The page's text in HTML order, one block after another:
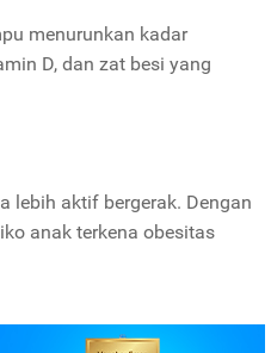
menurunkan kadar
D, dan zat besi yang
lebih aktif bergerak. Dengan
anak terkena obesitas